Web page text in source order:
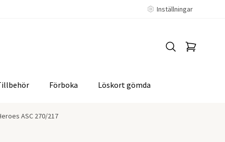
Inställningar
Förboka Löskort gömda
ASC 270/217